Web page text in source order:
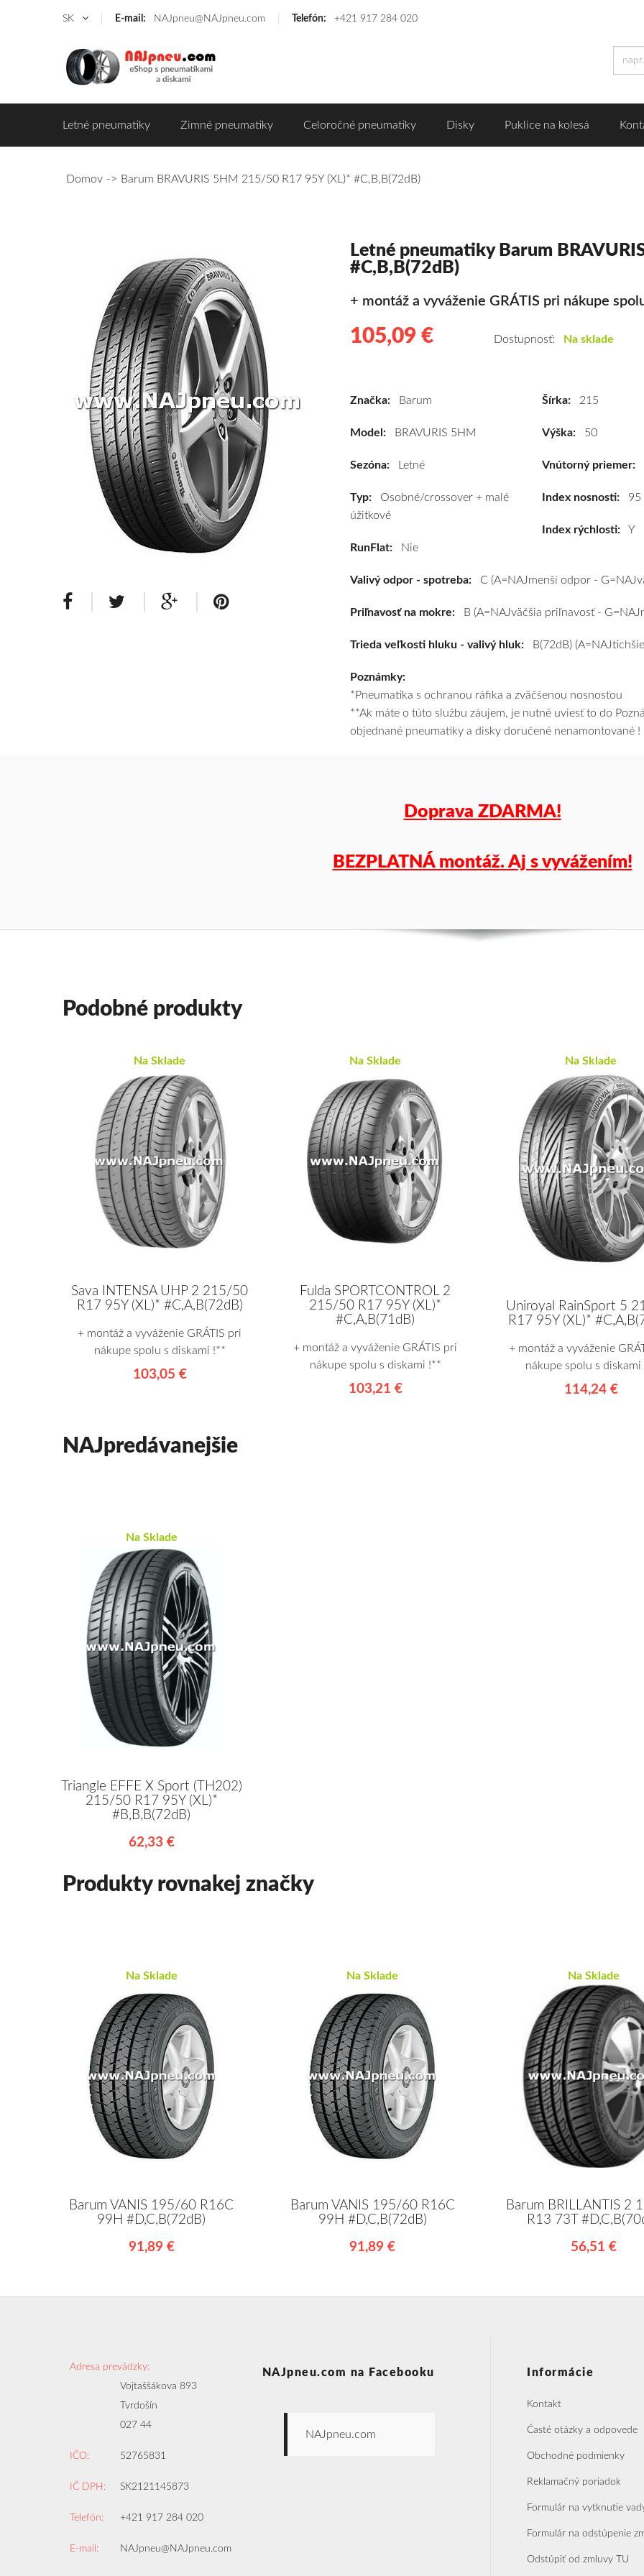
SK E-mail: NAJpneu@NAJpneu.com Telefón: +421 917 284 020
Letné pneumatiky Zimné pneumatiky Celoročné pneumatiky Disky Puklice na kolesá
Domov Barum BRAVURIS 5HM 215/50 R17 95Y (XL)* #C,B,B(72dB)
Letné pneumatiky Barum
#C,B,B(72dB)
+ montáž a vyváženie GRÁTIS pri nákupe
105,09 €
215/50
kúpite
cenu
tomu
vám
pneumatiky
vášho
a
Dostupnosť: Na sklade
Značka: Barum
Model: BRAVURIS 5HM
Sezóna: Letné
Typ: Osobné/crossover + malé
úžitkové
RunFlat: Nie
Šírka:215
Výška:50
Vnútorný priemer:
Index nosnosti:95
Index rýchlosti:Y
Valivý odpor - spotreba: C (A=NAJmenší odpor -
Priľnavosť na mokre: B (A=NAJväčšia priľnavosť -
Trieda veľkosti hluku - valivý hluk: B(72dB)
Poznámky:
*Pneumatika s ochranou ráfika a zväčšenou nosnosťou
**Ak máte o túto službu záujem, je nutné uviesť to do
objednané pneumatiky a disky doručené nenamontované !
Doprava ZDARMA!
BEZPLATNÁ montáž. Aj s vyvážením!
Podobné produkty
Na Sklade
Sava INTENSA UHP 2 215/50
R17 95Y (XL)* #C,A,B(72dB)
+ montáž a vyváženie GRÁTIS pri
nákupe spolu s diskami !**
103,05 €
Na Sklade
Fulda SPORTCONTROL 2
215/50 R17 95Y (XL)*
#C,A,B(71dB)
+ montáž a vyváženie GRÁTIS pri
nákupe spolu s diskami !**
103,21 €
Na Sklade
Uniroyal RainSport 5
R17 95Y (XL)*
+ montáž a vyváženie
nákupe spolu s diskami
114,24 €
NAJpredávanejšie
Na Sklade
Triangle EFFE X Sport (TH202)
215/50 R17 95Y (XL)*
#B,B,B(72dB)
62,33 €
Produkty rovnakej značky
Na Sklade
Barum VANIS 195/60 R16C
99H #D,C,B(72dB)
91,89 €
Na Sklade
Barum VANIS 195/60 R16C
99H #D,C,B(72dB)
91,89 €
Na Sklade
Barum BRILLANTIS 2
R13 73T
56,51 €
Adresa prevádzky:
Vojtaššákova 893
Tvrdošín
027 44
IČO: 52765831
IČ DPH: SK2121145873
Telefón: +421 917 284 020
E-mail: NAJpneu@NAJpneu.com
NAJpneu.com na Facebooku
NAJpneu.com
Informácie
Kontakt
Časté otázky a odpovede
Obchodné podmienky
Reklamačný poriadok
Formulár na vytknutie
Formulár na odstúpenie
Odstúpiť od zmluvy TU